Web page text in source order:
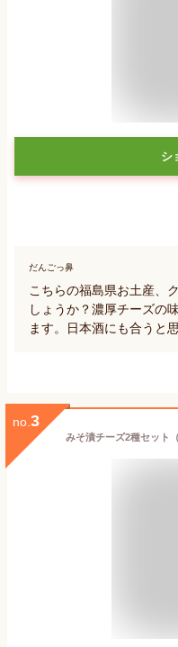
シ
だんごっ鼻
こちらの福島県お土産、
しょうか？濃厚チーズの
ます。日本酒にも合うと
no. 3